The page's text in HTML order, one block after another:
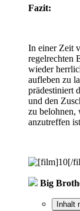
Fazit:
In einer Zeit
regelrechten
wieder
aufleben zu
prädestiniert
und den
zu belohnen,
anzutreffen
Big
Inhalt